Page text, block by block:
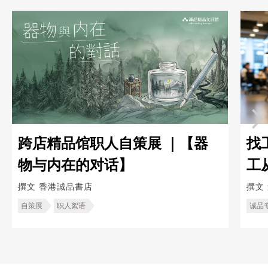
跨店精品馆职人自策展 ｜【器
物与内在的对话】
撰文 香港誠品書店
自策展 职人絮语
找
工
造
撰文
诚品